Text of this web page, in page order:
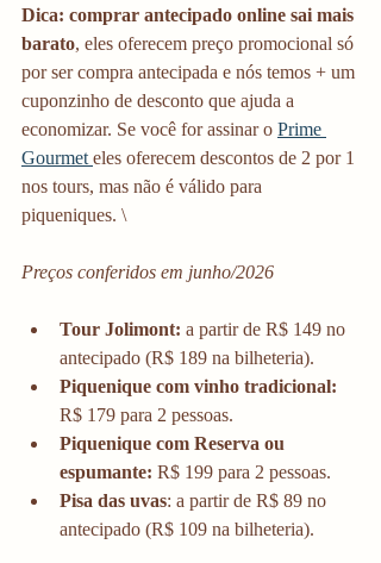
Dica: comprar antecipado online sai mais
barato, eles oferecem preço promocional só
por ser compra antecipada e nós temos + um
cuponzinho de desconto que ajuda a
economizar. Se você for assinar o Prime
Gourmet eles oferecem descontos de 2 por 1
nos tours, mas não é válido para
piqueniques. \
Preços conferidos em junho/2026
Tour Jolimont: a partir de R$ 149 no
antecipado (R$ 189 na bilheteria).
Piquenique com vinho tradicional:
R$ 179 para 2 pessoas.
Piquenique com Reserva ou
espumante: R$ 199 para 2 pessoas.
Pisa das uvas: a partir de R$ 89 no
antecipado (R$ 109 na bilheteria).